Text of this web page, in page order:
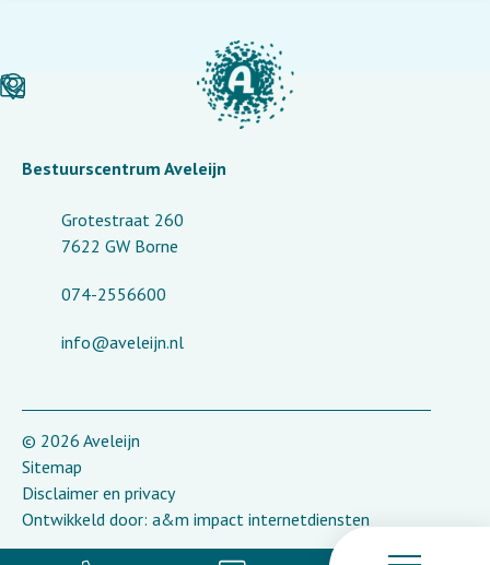
Bestuurscentrum Aveleijn
Grotestraat 260
7622 GW Borne
074-2556600
info@aveleijn.nl
© 2026 Aveleijn
Sitemap
Disclaimer en privacy
Ontwikkeld door: a&m impact internetdiensten